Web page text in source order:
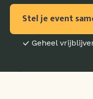
Stel je event
Geheel